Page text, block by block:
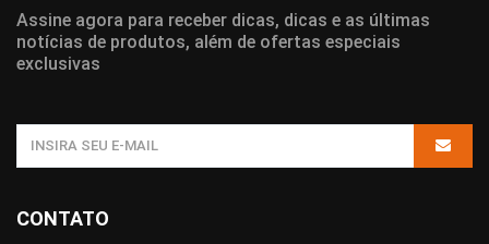
Assine agora para receber dicas, dicas e as últimas
notícias de produtos, além de ofertas especiais
exclusivas
CONTATO